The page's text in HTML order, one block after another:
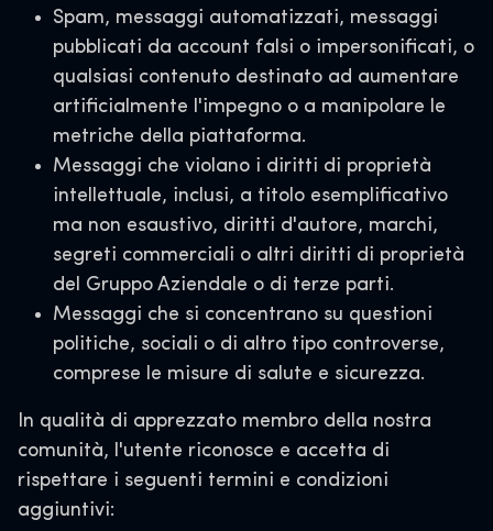
Spam, messaggi automatizzati, messaggi
pubblicati da account falsi o impersonificati, o
qualsiasi contenuto destinato ad aumentare
artificialmente l'impegno o a manipolare le
metriche della piattaforma.
Messaggi che violano i diritti di proprietà
intellettuale, inclusi, a titolo esemplificativo
ma non esaustivo, diritti d'autore, marchi,
segreti commerciali o altri diritti di proprietà
del Gruppo Aziendale o di terze parti.
Messaggi che si concentrano su questioni
politiche, sociali o di altro tipo controverse,
comprese le misure di salute e sicurezza.
In qualità di apprezzato membro della nostra
comunità, l'utente riconosce e accetta di
rispettare i seguenti termini e condizioni
aggiuntivi: